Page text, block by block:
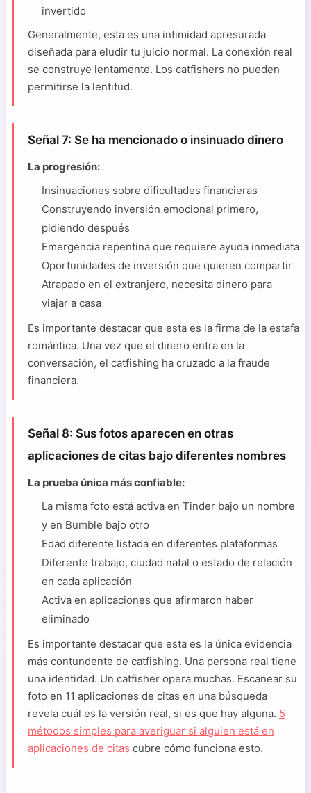
invertido
Generalmente, esta es una intimidad apresurada
diseñada para eludir tu juicio normal. La conexión real
se construye lentamente. Los catfishers no pueden
permitirse la lentitud.
Señal 7: Se ha mencionado o insinuado dinero
La progresión:
Insinuaciones sobre dificultades financieras
Construyendo inversión emocional primero,
pidiendo después
Emergencia repentina que requiere ayuda inmediata
Oportunidades de inversión que quieren compartir
Atrapado en el extranjero, necesita dinero para
viajar a casa
Es importante destacar que esta es la firma de la estafa
romántica. Una vez que el dinero entra en la
conversación, el catfishing ha cruzado a la fraude
financiera.
Señal 8: Sus fotos aparecen en otras
aplicaciones de citas bajo diferentes nombres
La prueba única más confiable:
La misma foto está activa en Tinder bajo un nombre
y en Bumble bajo otro
Edad diferente listada en diferentes plataformas
Diferente trabajo, ciudad natal o estado de relación
en cada aplicación
Activa en aplicaciones que afirmaron haber
eliminado
Es importante destacar que esta es la única evidencia
más contundente de catfishing. Una persona real tiene
una identidad. Un catfisher opera muchas. Escanear su
foto en 11 aplicaciones de citas en una búsqueda
revela cuál es la versión real, si es que hay alguna. 5
métodos simples para averiguar si alguien está en
aplicaciones de citas cubre cómo funciona esto.